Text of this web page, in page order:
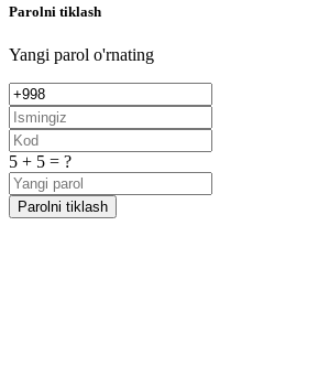
Parolni tiklash
Yangi parol o'rnating
5 + 5 = ?
Parolni tiklash